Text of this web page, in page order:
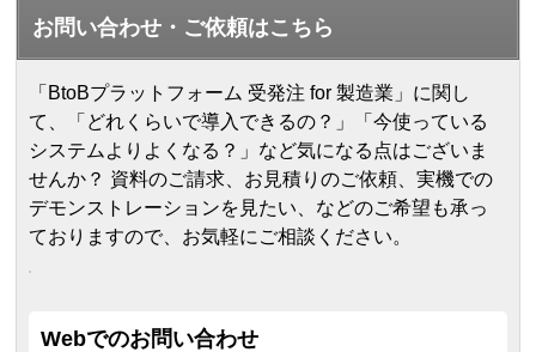
お問い合わせ・ご依頼はこちら
「BtoBプラットフォーム 受発注 for 製造業」に関し
て、「どれくらいで導入できるの？」「今使っている
システムよりよくなる？」など気になる点はございま
せんか？ 資料のご請求、お見積りのご依頼、実機での
デモンストレーションを見たい、などのご希望も承っ
ておりますので、お気軽にご相談ください。
Webでのお問い合わせ